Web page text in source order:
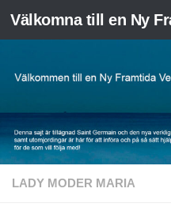
Skip to content
LADY MODER MARIA